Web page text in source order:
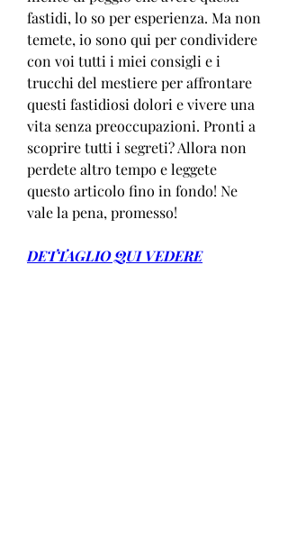
fastidi, lo so per esperienza. Ma non
temete, io sono qui per condividere
con voi tutti i miei consigli e i
trucchi del mestiere per affrontare
questi fastidiosi dolori e vivere una
vita senza preoccupazioni. Pronti a
scoprire tutti i segreti? Allora non
perdete altro tempo e leggete
questo articolo fino in fondo! Ne
vale la pena, promesso!
DETTAGLIO QUI VEDERE